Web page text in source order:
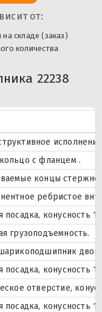
от:
на складе (заказ)
количества
22238
с фланцем .
концы
ребристое
посадка, конусность
грузоподъемность.
посадка, конусность
отверстие,
посадка, конусность